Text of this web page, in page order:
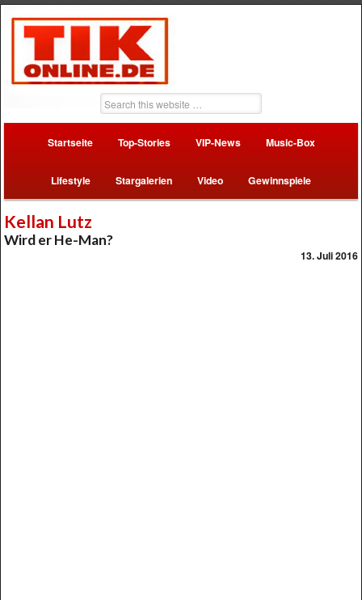
Startseite Top-Stories VIP-News Music-Box
Lifestyle Stargalerien Video Gewinnspiele
Kellan Lutz
Wird er He-Man?
13. Juli 2016